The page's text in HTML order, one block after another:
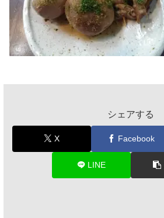
シェアする
X Facebook
LINE